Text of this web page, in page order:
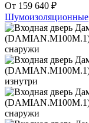
От 159 640 ₽
Шумоизоляционные